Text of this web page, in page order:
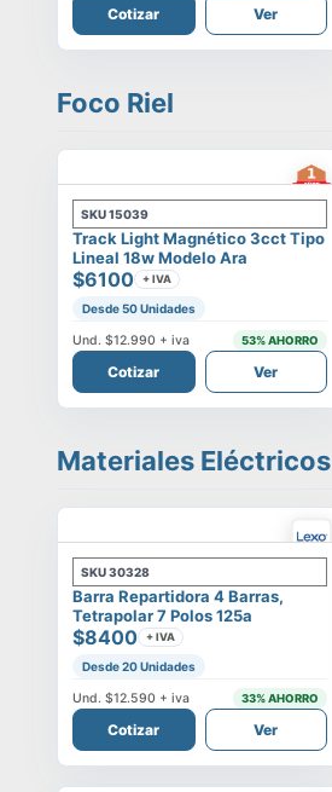
Cotizar Ver
Foco Riel
SKU15039
Track Light Magnético 3cct Tipo
Lineal 18w Modelo Ara
$6100 + IVA
Desde 50 Unidades
Und.$12.990 + iva 53% AHORRO
Cotizar Ver
Materiales Eléctricos
SKU30328
Barra Repartidora 4 Barras,
Tetrapolar 7 Polos 125a
$8400 + IVA
Desde 20 Unidades
Und.$12.590 + iva 33% AHORRO
Cotizar Ver